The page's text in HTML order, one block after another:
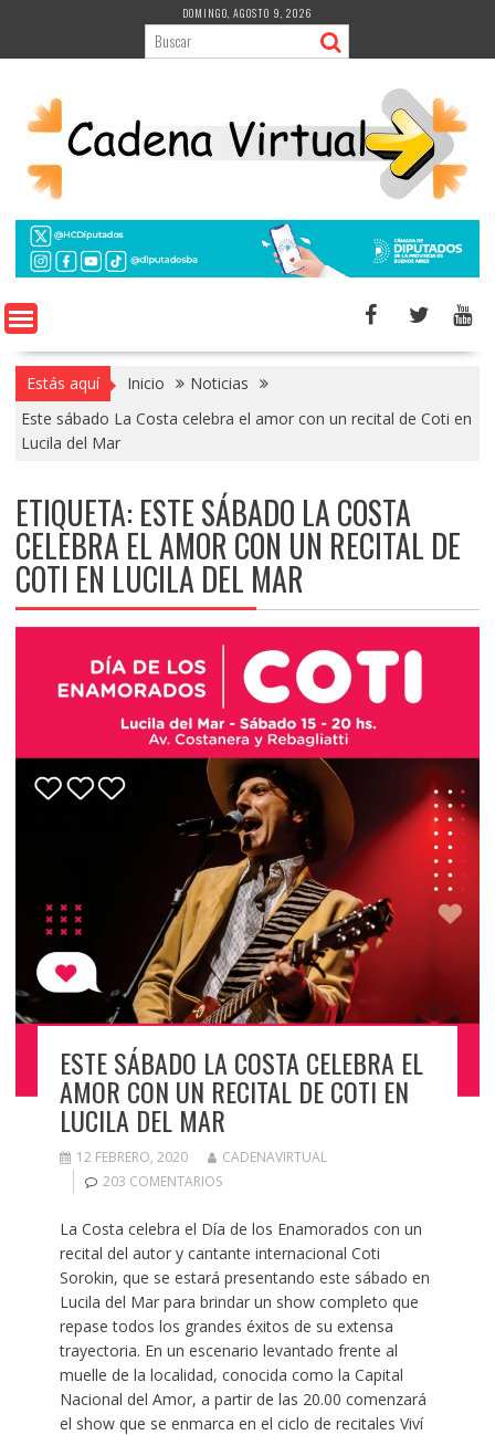
contenido
DOMINGO, AGOSTO 9, 2026
Estás aquí Inicio
Noticias
Este sábado La Costa celebra el amor con un recital de Coti en
Lucila del Mar
ETIQUETA: ESTE SÁBADO LA COSTA
CELEBRA EL AMOR CON UN RECITAL DE
COTI EN LUCILA DEL MAR
ESTE SÁBADO LA COSTA CELEBRA EL
AMOR CON UN RECITAL DE COTI EN
LUCILA DEL MAR
12 FEBRERO, 2020
CADENAVIRTUAL
203 COMENTARIOS
La Costa celebra el Día de los Enamorados con un
recital del autor y cantante internacional Coti
Sorokin, que se estará presentando este sábado en
Lucila del Mar para brindar un show completo que
repase todos los grandes éxitos de su extensa
trayectoria. En un escenario levantado frente al
muelle de la localidad, conocida como la Capital
Nacional del Amor, a partir de las 20.00 comenzará
el show que se enmarca en el ciclo de recitales Viví